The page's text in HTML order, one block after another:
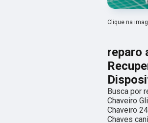
Clique na
reparo
Busca por
Chaveiro
Chaveiro
Chaves